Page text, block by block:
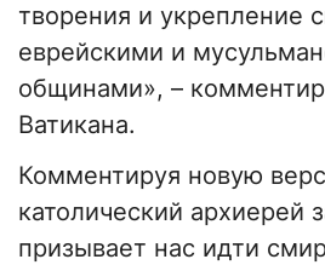
творения и укрепление
еврейскими и
общинами», –
Ватикана.
Комментируя новую
католический архиерей
призывает нас идти